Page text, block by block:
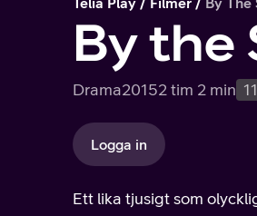
By the
Drama20152 tim 2 min
Logga in
Ett lika tjusigt som